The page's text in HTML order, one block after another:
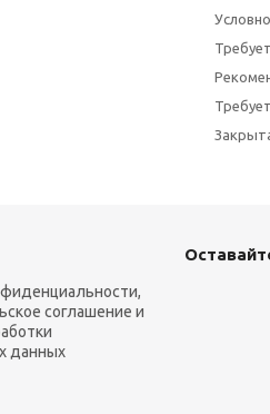
соглашение и
данных